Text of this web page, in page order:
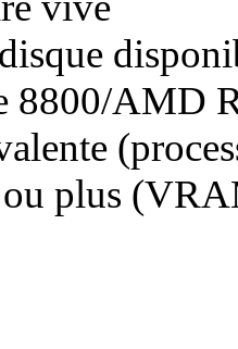
8800/AMD
plus